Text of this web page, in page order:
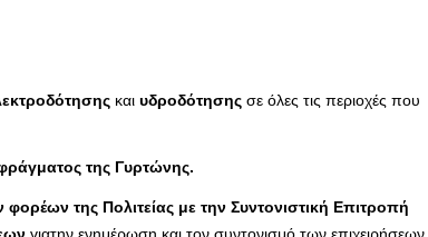
και υδροδότησης σε όλες τις περιοχές που
της Γυρτώνης.
της Πολιτείας με την Συντονιστική Επιτροπή
γιατην ενημέρωση και τον συντονισμό των επιχειρήσεων